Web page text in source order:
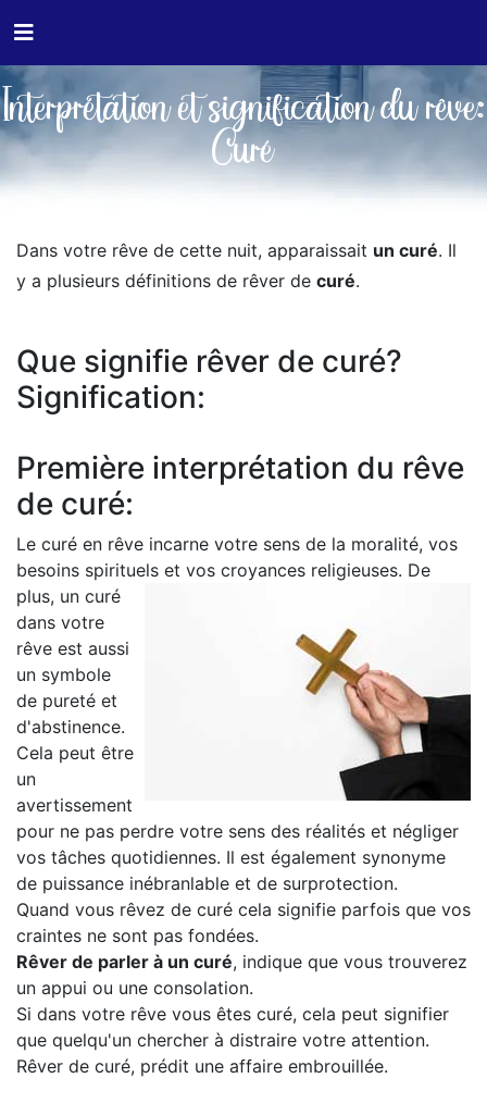
Interprétation et signification du rêve:
Curé
Dans votre rêve de cette nuit, apparaissait un curé. Il
y a plusieurs définitions de rêver de curé.
Que signifie rêver de curé?
Signification:
Première interprétation du rêve
de curé:
Le curé en rêve incarne votre sens de la moralité, vos
besoins spirituels et vos croyances religieuses. De
plus, un curé
dans votre
rêve est aussi
un symbole
de pureté et
d'abstinence.
Cela peut être
un
avertissement
pour ne pas perdre votre sens des réalités et négliger
vos tâches quotidiennes. Il est également synonyme
de puissance inébranlable et de surprotection.
Quand vous rêvez de curé cela signifie parfois que vos
craintes ne sont pas fondées.
Rêver de parler à un curé, indique que vous trouverez
un appui ou une consolation.
Si dans votre rêve vous êtes curé, cela peut signifier
que quelqu'un chercher à distraire votre attention.
Rêver de curé, prédit une affaire embrouillée.